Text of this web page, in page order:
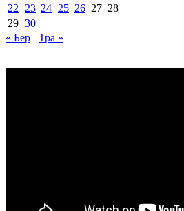
22
23 24 25 26 27 28
29 30
« Бер
Тра »